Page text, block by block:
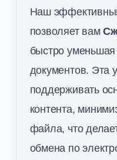
Наш
позволяет вам
быстро
документов. Эта
поддерживать
контента,
файла, что
обмена по